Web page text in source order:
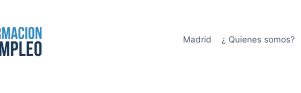
Madrid ¿ Quienes somos?